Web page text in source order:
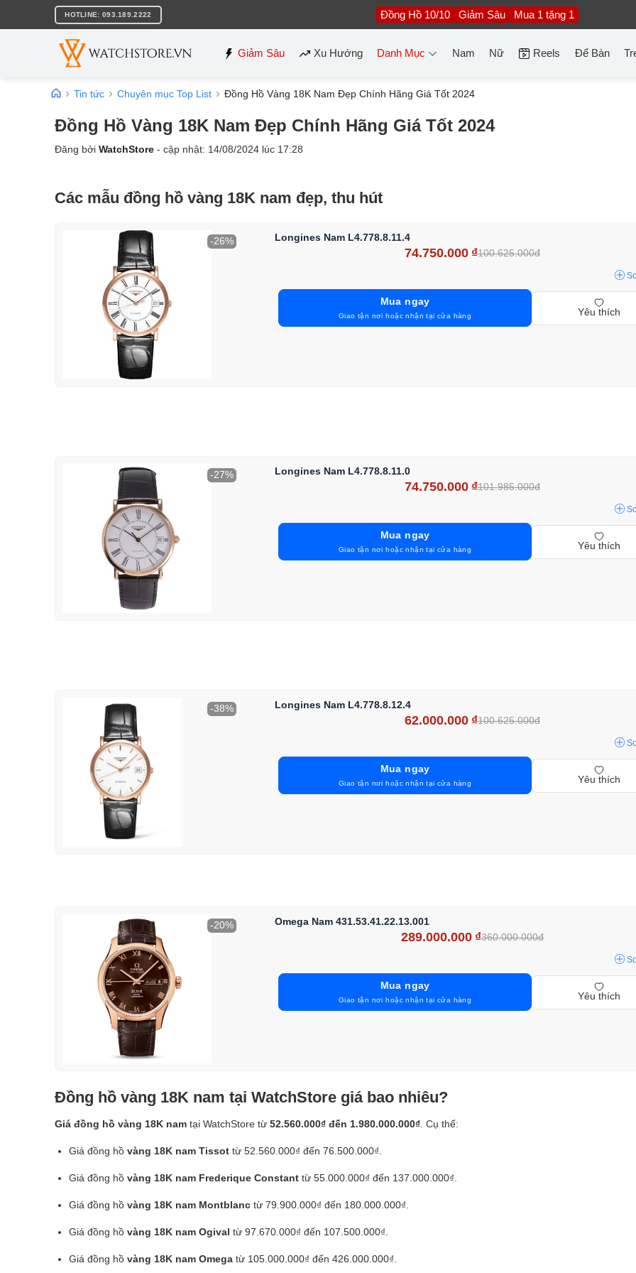
nội
HOTLINE: 093.189.2222 Đồng Hồ 10/10 Giảm Sâu Mua 1 tặng 1
Giảm Sâu Xu Hướng Danh Mục Nam Nữ Reels Để Bàn
Tin tức Chuyên mục Top List Đồng Hồ Vàng 18K Nam Đẹp Chính Hãng Giá Tốt 2024
Đồng Hồ Vàng 18K Nam Đẹp Chính Hãng Giá Tốt 2024
Đăng bởi WatchStore - cập nhật: 14/08/2024 lúc 17:28
Các mẫu đồng hồ vàng 18K nam đẹp, thu hút
-26% Longines Nam L4.778.8.11.4
74.750.000 ₫100.625.000đ
Mua ngay
Giao tận nơi hoặc nhận tại cửa hàng Yêu thích
-27% Longines Nam L4.778.8.11.0
74.750.000 ₫101.985.000đ
Mua ngay
Giao tận nơi hoặc nhận tại cửa hàng Yêu thích
-38% Longines Nam L4.778.8.12.4
62.000.000 ₫100.625.000đ
Mua ngay
Giao tận nơi hoặc nhận tại cửa hàng Yêu thích
-20% Omega Nam 431.53.41.22.13.001
289.000.000 ₫360.000.000đ
Mua ngay
Giao tận nơi hoặc nhận tại cửa hàng Yêu thích
Đồng hồ vàng 18K nam tại WatchStore giá bao nhiêu?
Giá đồng hồ vàng 18K nam tại WatchStore từ 52.560.000₫ đến 1.980.000.000₫ . Cụ thể:
Giá đồng hồ vàng 18K nam Tissot từ 52.560.000₫ đến 76.500.000₫.
Giá đồng hồ vàng 18K nam Frederique Constant từ 55.000.000₫ đến 137.000.000₫.
Giá đồng hồ vàng 18K nam Montblanc từ 79.900.000₫ đến 180.000.000₫.
Giá đồng hồ vàng 18K nam Ogival từ 97.670.000₫ đến 107.500.000₫.
Giá đồng hồ vàng 18K nam Omega từ 105.000.000₫ đến 426.000.000₫.